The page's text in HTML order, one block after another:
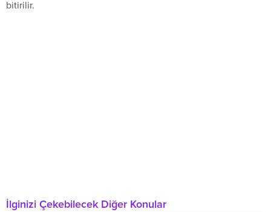
bitirilir.
İlginizi Çekebilecek Diğer Konular